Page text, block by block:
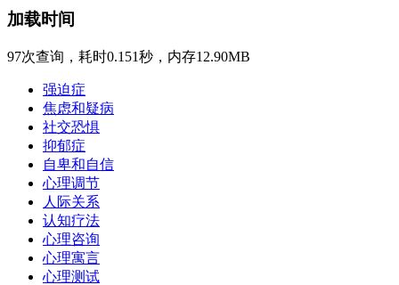
加载时间
97次查询，耗时0.151秒，内存12.90MB
强迫症
焦虑和疑病
社交恐惧
抑郁症
自卑和自信
心理调节
人际关系
认知疗法
心理咨询
心理寓言
心理测试